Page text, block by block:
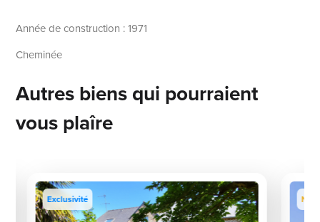
Année de construction : 1971
Cheminée
Autres biens qui pourraient
vous plaîre
Exclusivité